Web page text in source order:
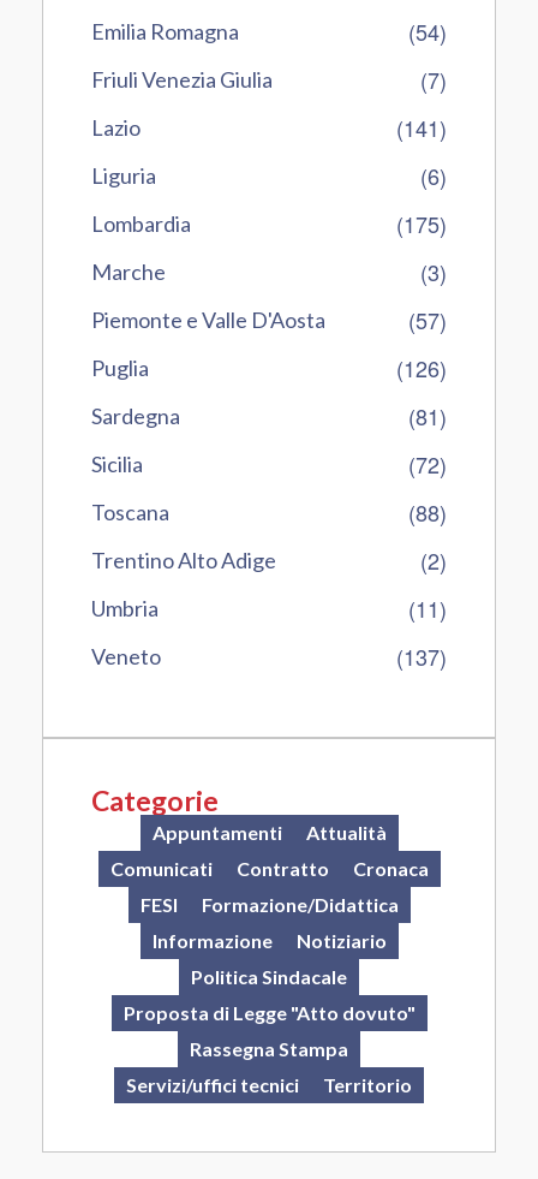
Emilia Romagna (54)
Friuli Venezia Giulia (7)
Lazio (141)
Liguria (6)
Lombardia (175)
Marche (3)
Piemonte e Valle D'Aosta (57)
Puglia (126)
Sardegna (81)
Sicilia (72)
Toscana (88)
Trentino Alto Adige (2)
Umbria (11)
Veneto (137)
Categorie
Appuntamenti
Attualità
Comunicati
Contratto
Cronaca
FESI
Formazione/Didattica
Informazione
Notiziario
Politica Sindacale
Proposta di Legge "Atto dovuto"
Rassegna Stampa
Servizi/uffici tecnici
Territorio